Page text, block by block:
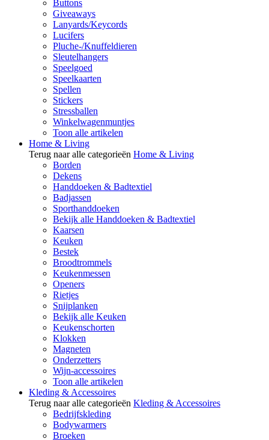
Buttons
Giveaways
Lanyards/Keycords
Lucifers
Pluche-/Knuffeldieren
Sleutelhangers
Speelgoed
Speelkaarten
Spellen
Stickers
Stressballen
Winkelwagenmuntjes
Toon alle artikelen
Home & Living
Terug naar alle categorieën Home & Living
Borden
Dekens
Handdoeken & Badtextiel
Badjassen
Sporthanddoeken
Bekijk alle Handdoeken & Badtextiel
Kaarsen
Keuken
Bestek
Broodtrommels
Keukenmessen
Openers
Rietjes
Snijplanken
Bekijk alle Keuken
Keukenschorten
Klokken
Magneten
Onderzetters
Wijn-accessoires
Toon alle artikelen
Kleding & Accessoires
Terug naar alle categorieën Kleding & Accessoires
Bedrijfskleding
Bodywarmers
Broeken